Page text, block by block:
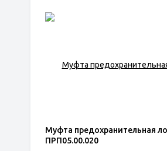
Муфта предохранительная
ПРП05.00.020